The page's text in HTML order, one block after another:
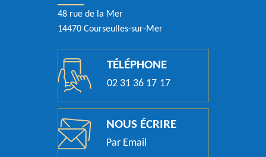
48 rue de la Mer
14470 Courseulles-sur-Mer
TÉLÉPHONE
02 31 36 17 17
NOUS ÉCRIRE
Par Email